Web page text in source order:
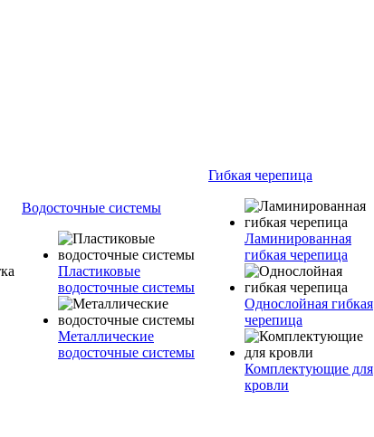
Водосточные системы
Пластиковые
водосточные системы
Металлические
водосточные системы
Гибкая черепица
Ламинированная
гибкая черепица
Однослойная гибкая
черепица
Комплектующие для
кровли